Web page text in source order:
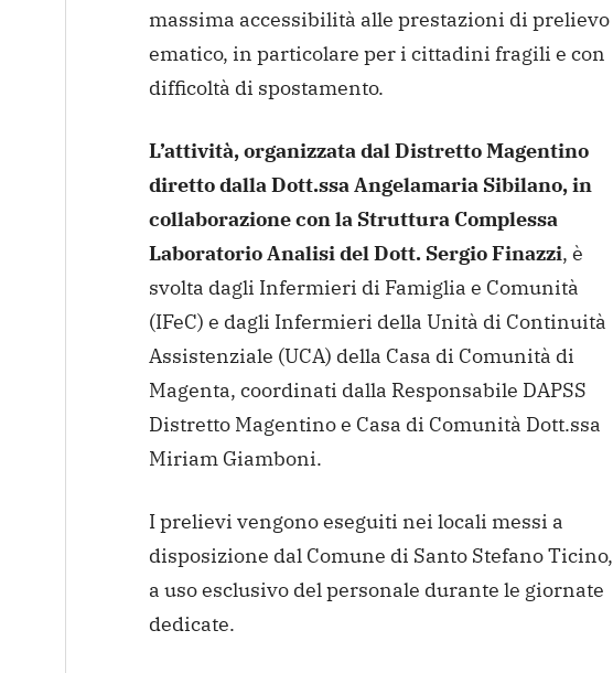
massima accessibilità alle prestazioni di prelievo
ematico, in particolare per i cittadini fragili e con
difficoltà di spostamento.
L’attività, organizzata dal Distretto Magentino
diretto dalla Dott.ssa Angelamaria Sibilano, in
collaborazione con la Struttura Complessa
Laboratorio Analisi del Dott. Sergio Finazzi, è
svolta dagli Infermieri di Famiglia e Comunità
(IFeC) e dagli Infermieri della Unità di Continuità
Assistenziale (UCA) della Casa di Comunità di
Magenta, coordinati dalla Responsabile DAPSS
Distretto Magentino e Casa di Comunità Dott.ssa
Miriam Giamboni.
I prelievi vengono eseguiti nei locali messi a
disposizione dal Comune di Santo Stefano Ticino,
a uso esclusivo del personale durante le giornate
dedicate.